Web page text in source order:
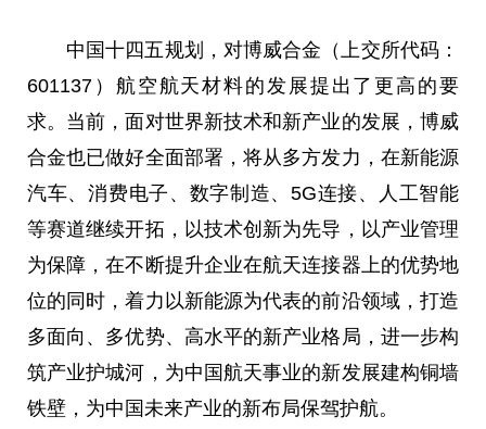
中国十四五规划，对博威合金（上交所代码：
601137）航空航天材料的发展提出了更高的要
求。当前，面对世界新技术和新产业的发展，博威
合金也已做好全面部署，将从多方发力，在新能源
汽车、消费电子、数字制造、5G连接、人工智能
等赛道继续开拓，以技术创新为先导，以产业管理
为保障，在不断提升企业在航天连接器上的优势地
位的同时，着力以新能源为代表的前沿领域，打造
多面向、多优势、高水平的新产业格局，进一步构
筑产业护城河，为中国航天事业的新发展建构铜墙
铁壁，为中国未来产业的新布局保驾护航。